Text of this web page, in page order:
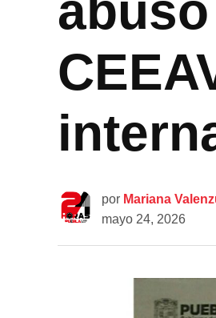
por Mariana
mayo 24, 2026